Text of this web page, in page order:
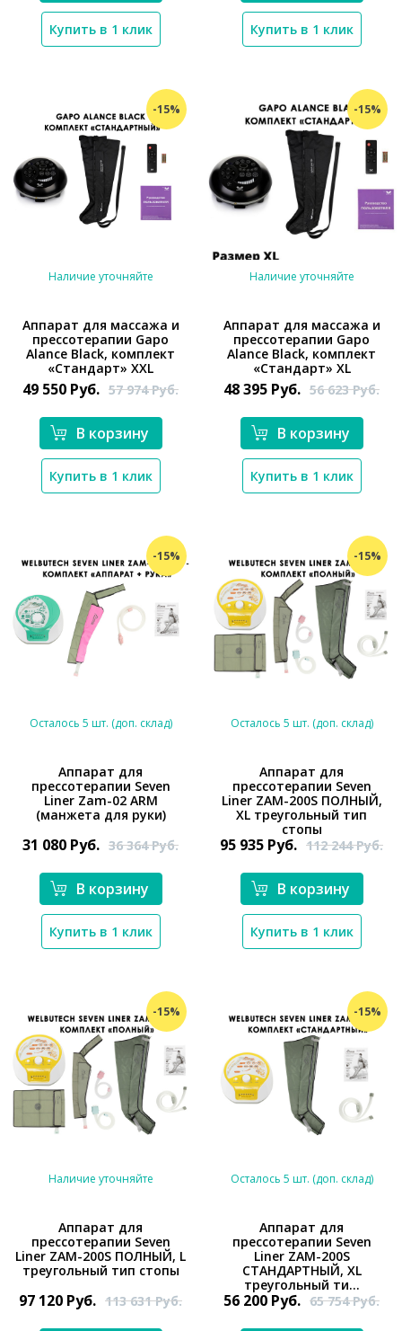
Купить в 1 клик Купить в 1 клик
-15%
*}
Наличие уточняйте
Аппарат для массажа и
прессотерапии Gapo
Alance Black, комплект
«Стандарт» XXL
49 550 Руб. 57 974Руб.
В корзину
Купить в 1 клик
-15%
*}
Наличие уточняйте
Аппарат для массажа и
прессотерапии Gapo
Alance Black, комплект
«Стандарт» XL
48 395 Руб. 56 623Руб.
В корзину
Купить в 1 клик
-15%
*}
Осталось 5 шт. (доп. склад)
Аппарат для
прессотерапии Seven
Liner Zam-02 ARM
(манжета для руки)
31 080 Руб. 36 364Руб.
В корзину
Купить в 1 клик
-15%
*}
Осталось 5 шт. (доп. склад)
Аппарат для
прессотерапии Seven
Liner ZAM-200S ПОЛНЫЙ,
XL треугольный тип
стопы
95 935 Руб. 112 244Руб.
В корзину
Купить в 1 клик
-15%
*}
Наличие уточняйте
Аппарат для
прессотерапии Seven
Liner ZAM-200S ПОЛНЫЙ, L
треугольный тип стопы
97 120 Руб. 113 631Руб.
-15%
*}
Осталось 5 шт. (доп. склад)
Аппарат для
прессотерапии Seven
Liner ZAM-200S
СТАНДАРТНЫЙ, XL
треугольный ти...
56 200 Руб. 65 754Руб.